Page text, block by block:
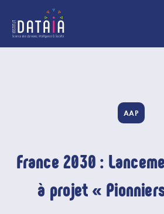
AAP
France 2030 :
à projet «
Cookies management panel